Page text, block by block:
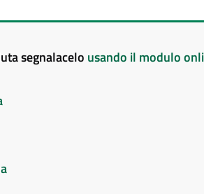
segnalacelo usando il modulo